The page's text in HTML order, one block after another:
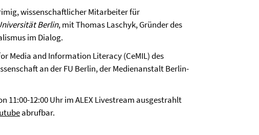
wissenschaftlicher Mitarbeiter für
Berlin, mit Thomas Laschyk, Gründer des
im Dialog.
Media and Information Literacy (CeMIL) des
an der FU Berlin, der Medienanstalt Berlin-
11:00-12:00 Uhr im ALEX Livestream ausgestrahlt
abrufbar.